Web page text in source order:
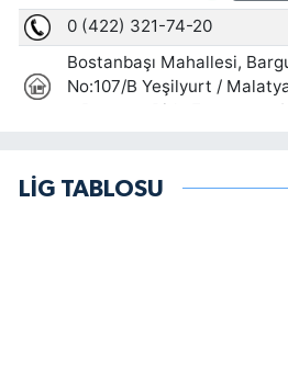
LİG TABLOSU